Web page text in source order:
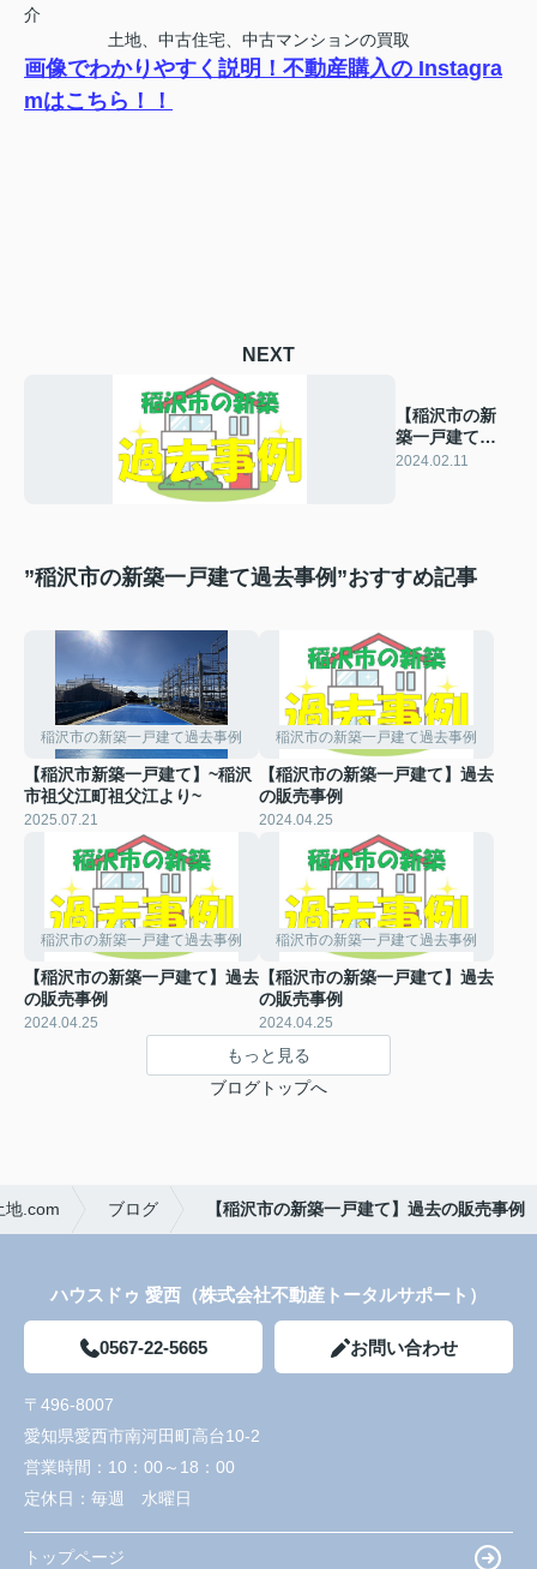
介
土地、中古住宅、中古マンションの買取
画像でわかりやすく説明！不動産購入の Instagra
mはこちら！！
NEXT
【稲沢市の新
築一戸建て】
過去の販売事
2024.02.11
”稲沢市の新築一戸建て過去事例”おすすめ記事
稲沢市の新築一戸建て過去事例
【稲沢市新築一戸建て】~稲沢
市祖父江町祖父江より~
2025.07.21
稲沢市の新築一戸建て過去事例
【稲沢市の新築一戸建て】過去
の販売事例
2024.04.25
稲沢市の新築一戸建て過去事例
【稲沢市の新築一戸建て】過去
の販売事例
2024.04.25
稲沢市の新築一戸建て過去事例
【稲沢市の新築一戸建て】過去
の販売事例
2024.04.25
もっと見る
ブログトップへ
地.com ブログ 【稲沢市の新築一戸建て】過去の販売事例
ハウスドゥ 愛西（株式会社不動産トータルサポート）
0567-22-5665 お問い合わせ
〒496-8007
愛知県愛西市南河田町高台10-2
営業時間： 10：00～18：00
定休日： 毎週 水曜日
トップページ